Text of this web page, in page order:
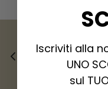
Iscriviti alla
UNO
sul